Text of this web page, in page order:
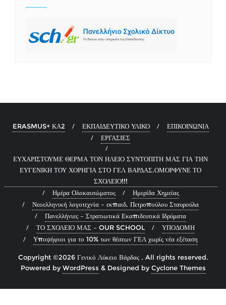
ERASMUS+ ΚΑ2 ΕΚΠΑΙΔΕΥΤΙΚΟ ΥΛΙΚΟ
ΕΠΙΚΟΙΝΩΝΙΑ
ΕΡΓΑΣΙΕΣ
ΕΥΧΑΡΙΣΤΟΥΜΕ ΘΕΡΜΑ ΤΟΝ ΗΛΕΙΟ ΣΥΝΤΟΠΙΤΗ ΜΑΣ ΓΙΑ ΤΗΝ
ΕΥΓΕΝΙΚΗ ΤΟΥ ΧΟΡΗΓΙΑ ΣΤΟ ΓΕΛ ΒΑΡΔΑΣ.ΟΜΟΡΦΥΝΕ ΤΟ
ΣΧΟΛΕΙΟ!!!
Ημέρα Ολοκαυτώματος
Ημερίδα Χημείας
Νεοελληνική λογοτεχνία – εκπαιδ. Πετροπούλου Σταυρούλα
Πανελλήνιες – Στρατιωτικά Εκαπιδευτικά Ιδρύματα
ΤΟ ΣΧΟΛΕΙΟ ΜΑΣ – OUR SCHOOL
ΥΠΟΔΟΜΗ
Υποψήφιοι για το 10% των θέσεων ΓΕΛ χωρίς νέα εξέταση
Copyright ©2026 Γενικό Λύκειο Βάρδας . All rights reserved.
Powered byWordPress & Designed byCyclone Themes